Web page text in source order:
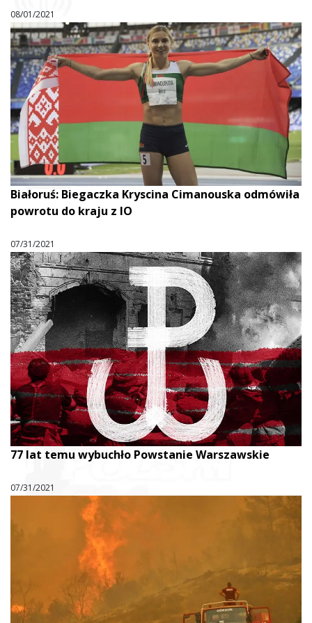
08/01/2021
Białoruś: Biegaczka Kryscina Cimanouska odmówiła
powrotu do kraju z IO
07/31/2021
77 lat temu wybuchło Powstanie Warszawskie
07/31/2021